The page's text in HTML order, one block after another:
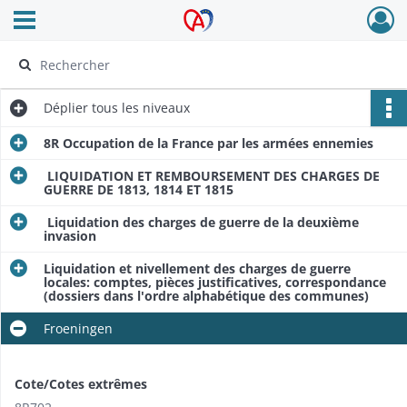
Archives Alsace - Colmar
Ouvrir le menu déroulant
Déplier tous les niveaux
8R Occupation de la France par les armées ennemies
LIQUIDATION ET REMBOURSEMENT DES CHARGES DE
GUERRE DE 1813, 1814 ET 1815
Liquidation des charges de guerre de la deuxième
invasion
Liquidation et nivellement des charges de guerre
locales: comptes, pièces justificatives, correspondance
(dossiers dans l'ordre alphabétique des communes)
Froeningen
Cote/Cotes extrêmes